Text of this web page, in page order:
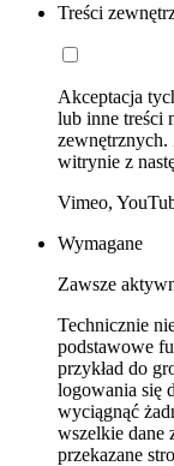
Treści
Akceptacja
lub inne treści
witrynie z
Vimeo,
Wymagane
Zawsze
Technicznie
podstawowe
przykład do
logowania się
wyciągnąć
wszelkie dane
przekazane